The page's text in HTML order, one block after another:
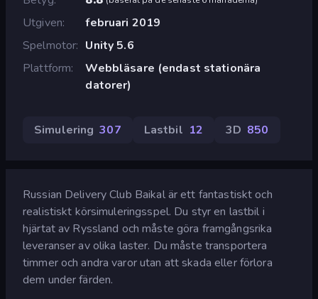
Utgiven
februari 2019
Spelmotor
Unity 5.6
Plattform
Webbläsare (endast stationära
datorer)
Simulering 307 Lastbil 12 3D 850
Russian Delivery Club Baikal är ett fantastiskt och
realistiskt körsimuleringsspel. Du styr en lastbil i
hjärtat av Ryssland och måste göra framgångsrika
leveranser av olika laster. Du måste transportera
timmer och andra varor utan att skada eller förlora
dem under färden.